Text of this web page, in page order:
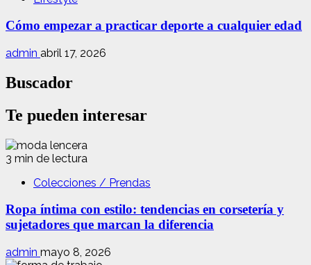
Cómo empezar a practicar deporte a cualquier edad
admin abril 17, 2026
Buscador
Te pueden interesar
3 min de lectura
Colecciones / Prendas
Ropa íntima con estilo: tendencias en corsetería y
sujetadores que marcan la diferencia
admin mayo 8, 2026